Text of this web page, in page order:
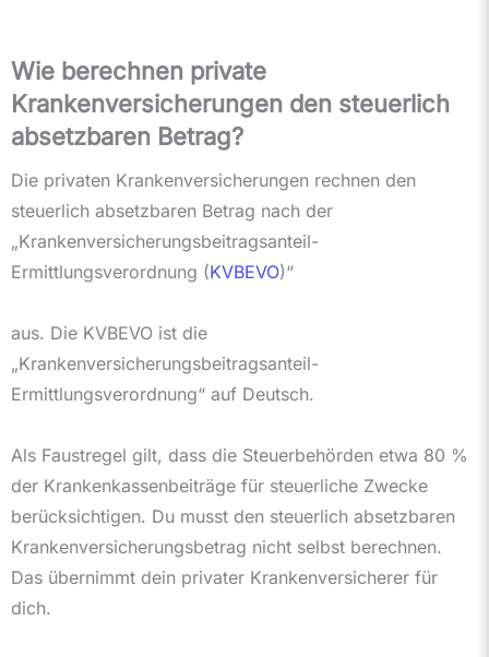
Wie berechnen private
Krankenversicherungen den steuerlich
absetzbaren Betrag?
Die privaten Krankenversicherungen rechnen den
steuerlich absetzbaren Betrag nach der
„Krankenversicherungsbeitragsanteil-
Ermittlungsverordnung (KVBEVO)“
aus. Die KVBEVO ist die
„Krankenversicherungsbeitragsanteil-
Ermittlungsverordnung“ auf Deutsch.
Als Faustregel gilt, dass die Steuerbehörden etwa 80 %
der Krankenkassenbeiträge für steuerliche Zwecke
berücksichtigen. Du musst den steuerlich absetzbaren
Krankenversicherungsbetrag nicht selbst berechnen.
Das übernimmt dein privater Krankenversicherer für
dich.